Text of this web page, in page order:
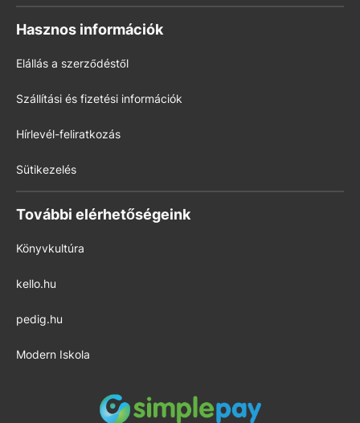
Hasznos információk
Elállás a szerződéstől
Szállítási és fizetési információk
Hírlevél-feliratkozás
Sütikezelés
További elérhetőségeink
Könyvkultúra
kello.hu
pedig.hu
Modern Iskola